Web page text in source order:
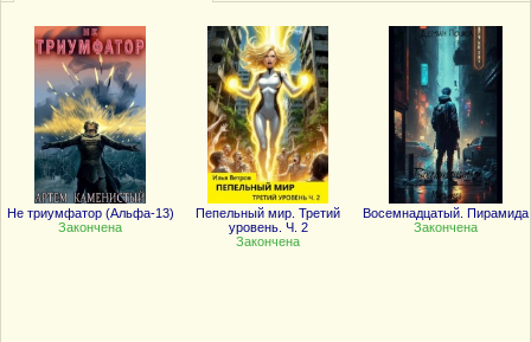
Не триумфатор (Альфа-13)
Закончена
Пепельный мир. Третий
уровень. Ч. 2
Закончена
Восемнадцатый. Пирамида
Закончена